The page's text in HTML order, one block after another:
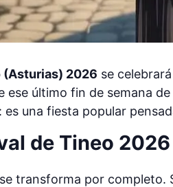
(Asturias) 2026 se celebrará
ese último fin de semana
es una fiesta popular
de Tineo 2026
transforma por